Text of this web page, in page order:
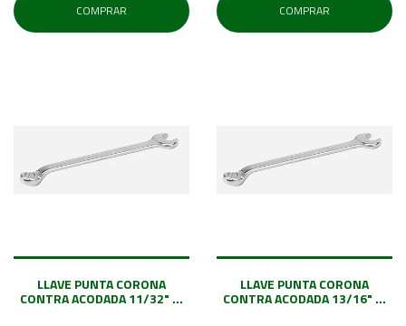
COMPRAR COMPRAR
LLAVE PUNTA CORONA
CONTRA ACODADA 11/32" ...
LLAVE PUNTA CORONA
CONTRA ACODADA 13/16" ...